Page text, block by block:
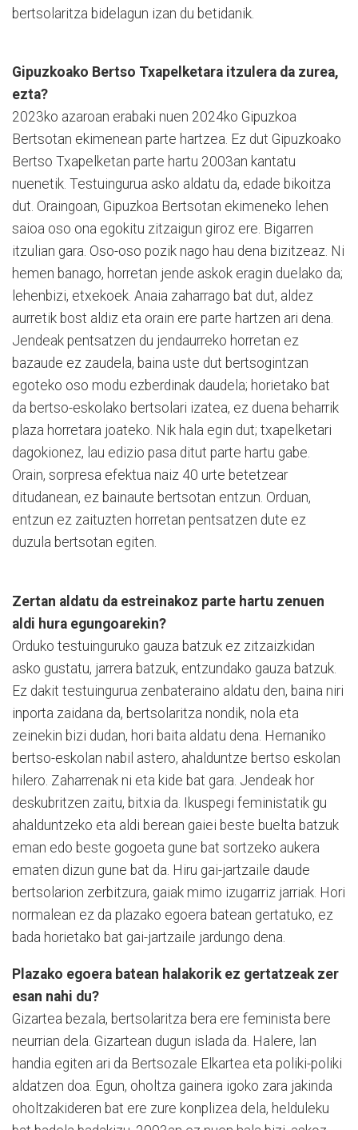
bertsolaritza bidelagun izan du betidanik.
Gipuzkoako Bertso Txapelketara itzulera da zurea,
ezta?
2023ko azaroan erabaki nuen 2024ko Gipuzkoa
Bertsotan ekimenean parte hartzea. Ez dut Gipuzkoako
Bertso Txapelketan parte hartu 2003an kantatu
nuenetik. Testuingurua asko aldatu da, edade bikoitza
dut. Oraingoan, Gipuzkoa Bertsotan ekimeneko lehen
saioa oso ona egokitu zitzaigun giroz ere. Bigarren
itzulian gara. Oso-oso pozik nago hau dena bizitzeaz. Ni
hemen banago, horretan jende askok eragin duelako da;
lehenbizi, etxekoek. Anaia zaharrago bat dut, aldez
aurretik bost aldiz eta orain ere parte hartzen ari dena.
Jendeak pentsatzen du jendaurreko horretan ez
bazaude ez zaudela, baina uste dut bertsogintzan
egoteko oso modu ezberdinak daudela; horietako bat
da bertso-eskolako bertsolari izatea, ez duena beharrik
plaza horretara joateko. Nik hala egin dut; txapelketari
dagokionez, lau edizio pasa ditut parte hartu gabe.
Orain, sorpresa efektua naiz 40 urte betetzear
ditudanean, ez bainaute bertsotan entzun. Orduan,
entzun ez zaituzten horretan pentsatzen dute ez
duzula bertsotan egiten.
Zertan aldatu da estreinakoz parte hartu zenuen
aldi hura egungoarekin?
Orduko testuinguruko gauza batzuk ez zitzaizkidan
asko gustatu, jarrera batzuk, entzundako gauza batzuk.
Ez dakit testuingurua zenbateraino aldatu den, baina niri
inporta zaidana da, bertsolaritza nondik, nola eta
zeinekin bizi dudan, hori baita aldatu dena. Hernaniko
bertso-eskolan nabil astero, ahalduntze bertso eskolan
hilero. Zaharrenak ni eta kide bat gara. Jendeak hor
deskubritzen zaitu, bitxia da. Ikuspegi feministatik gu
ahalduntzeko eta aldi berean gaiei beste buelta batzuk
eman edo beste gogoeta gune bat sortzeko aukera
ematen dizun gune bat da. Hiru gai-jartzaile daude
bertsolarion zerbitzura, gaiak mimo izugarriz jarriak. Hori
normalean ez da plazako egoera batean gertatuko, ez
bada horietako bat gai-jartzaile jardungo dena.
Plazako egoera batean halakorik ez gertatzeak zer
esan nahi du?
Gizartea bezala, bertsolaritza bera ere feminista bere
neurrian dela. Gizartean dugun islada da. Halere, lan
handia egiten ari da Bertsozale Elkartea eta poliki-poliki
aldatzen doa. Egun, oholtza gainera igoko zara jakinda
oholtzakideren bat ere zure konplizea dela, helduleku